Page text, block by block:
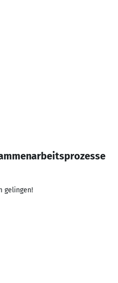
gelingen!